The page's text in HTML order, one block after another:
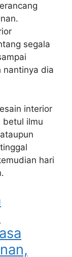
segala
nantinya dia
interior
betul ilmu
hari